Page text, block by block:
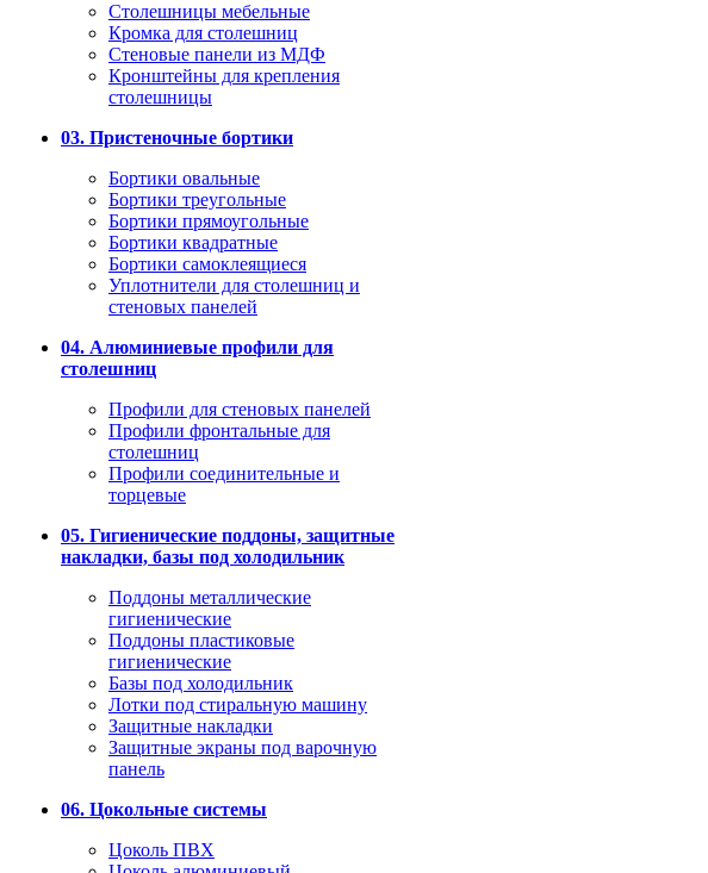
Столешницы мебельные
Кромка для столешниц
Стеновые панели из МДФ
Кронштейны для крепления
столешницы
03. Пристеночные бортики
Бортики овальные
Бортики треугольные
Бортики прямоугольные
Бортики квадратные
Бортики самоклеящиеся
Уплотнители для столешниц и
стеновых панелей
04. Алюминиевые профили для
столешниц
Профили для стеновых панелей
Профили фронтальные для
столешниц
Профили соединительные и
торцевые
05. Гигиенические поддоны, защитные
накладки, базы под холодильник
Поддоны металлические
гигиенические
Поддоны пластиковые
гигиенические
Базы под холодильник
Лотки под стиральную машину
Защитные накладки
Защитные экраны под варочную
панель
06. Цокольные системы
Цоколь ПВХ